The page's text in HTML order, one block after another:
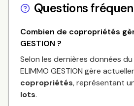
Questions
Combien de copropriétés
GESTION ?
Selon les dernières données du
ELIMMO GESTION gère
copropriétés, représentant
lots.